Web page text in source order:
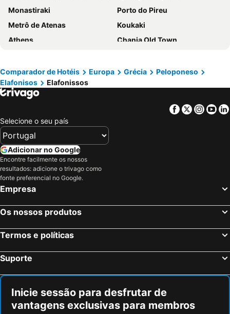
Monastiraki
Porto do Pireu
Metrô de Atenas
Koukaki
Athens
Chania Old Town
Kolonaki
Loutraki
Adamas
Parthenon
Elafonisi Lagoon
Falasarna
Kallithea
Christmas at Syntagma Square
Balos
Simos Beach
Beach of Stalos
Praia Astir
War Museum
Areios Pagos
Nissiza
Epidavros Port
Templo de Poseidon
Platys Gyalos
Lazarou beach
Omonia
Comparador de Hotéis Europa Grécia
Peloponeso
Elafonisos
Elafonissos
Facebook
Twitter
Selecione o seu país
Adicionar no Google
Encontre facilmente os nossos
resultados: adicione o trivago como
fonte preferencial no Google.
Empresa
Os nossos produtos
Termos e políticas
Suporte
Inicie sessão para desfrutar de
vantagens exclusivas para membros